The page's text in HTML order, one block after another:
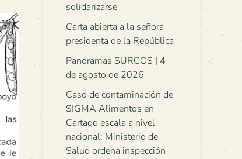
solidarizarse
Carta abierta a la señora
presidenta de la República
Panoramas SURCOS | 4
de agosto de 2026
Caso de contaminación de
SIGMA Alimentos en
Cartago escala a nivel
nacional: Ministerio de
Salud ordena inspección